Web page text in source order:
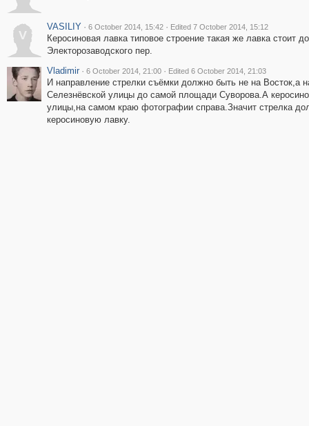
V
VASILIY · 6 October 2014, 15:42 · Edited 7 October 2014, 15:12
Керосиновая лавка типовое строение такая же лавка стоит
Электорозаводского пер.
Vladimir · 6 October 2014, 21:00 · Edited 6 October 2014, 21:03
И направление стрелки съёмки должно быть не на Восток,а
Селезнёвской улицы до самой площади Суворова.А
улицы,на самом краю фотографии справа.Значит стрелка
керосиновую лавку.